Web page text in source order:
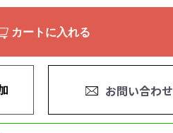
カートに入れる
お問い合わせ